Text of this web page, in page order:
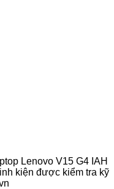
Lenovo V15 G4 IAH
kiện được kiểm tra kỹ